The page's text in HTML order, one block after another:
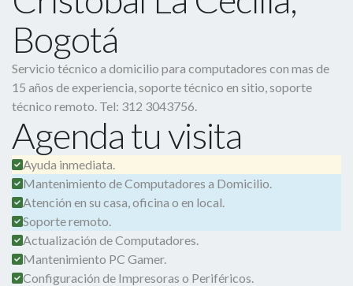
Bogotá
Servicio técnico a domicilio para computadores con mas de
15 años de experiencia, soporte técnico en sitio, soporte
técnico remoto. Tel: 312 3043756.
Agenda tu visita
Ayuda inmediata.
Mantenimiento de Computadores a Domicilio.
Atención en su casa, oficina o en local.
Soporte remoto.
Actualización de Computadores.
Mantenimiento PC Gamer.
Configuración de Impresoras o Periféricos.